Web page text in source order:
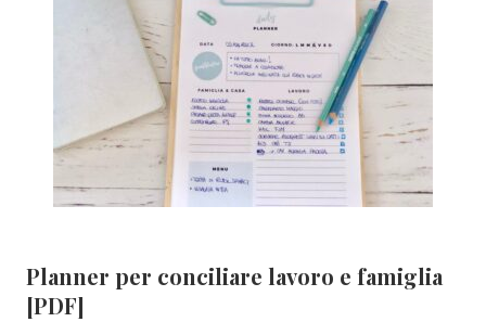
Planner per conciliare lavoro e famiglia
[PDF]